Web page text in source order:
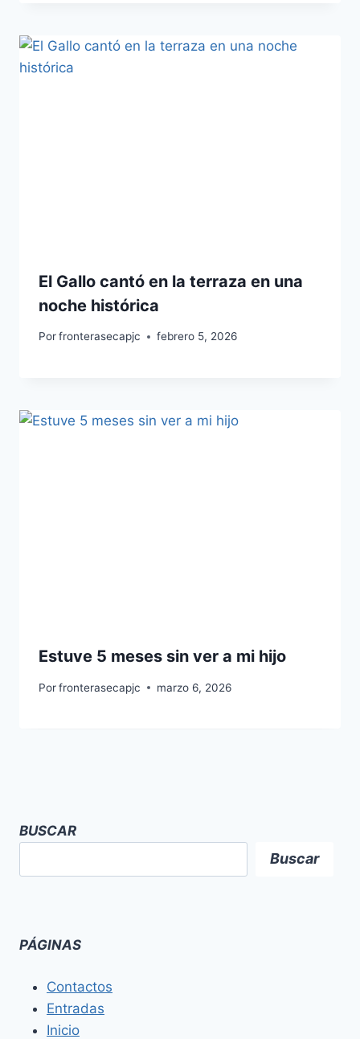
El Gallo cantó en la terraza en una
noche histórica
Porfronterasecapjc febrero 5, 2026
Estuve 5 meses sin ver a mi hijo
Porfronterasecapjc marzo 6, 2026
BUSCAR
Buscar
PÁGINAS
Contactos
Entradas
Inicio